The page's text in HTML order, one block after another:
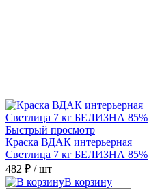
Быстрый просмотр
Краска ВДАК интерьерная
Светлица 7 кг БЕЛИЗНА 85%
482 ₽ / шт
В корзину